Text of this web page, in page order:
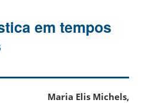
em tempos
Maria Elis Michels,